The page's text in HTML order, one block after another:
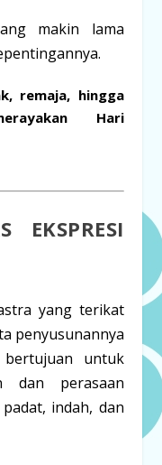
makin lama
, remaja, hingga
Hari
yang terikat
penyusunannya
untuk
dan perasaan
indah, dan